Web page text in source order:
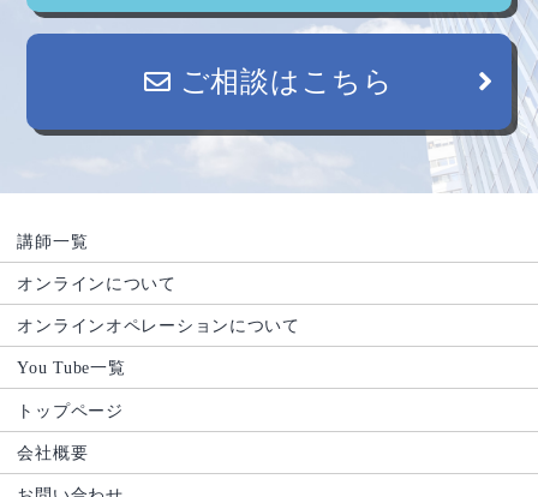
ご相談はこちら
講師一覧
オンラインについて
オンラインオペレーションについて
You Tube一覧
トップページ
会社概要